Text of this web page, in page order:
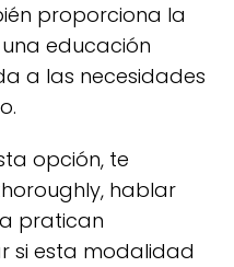
proporciona la
educación
a las necesidades
opción, te
hablar
pratican
si esta modalidad